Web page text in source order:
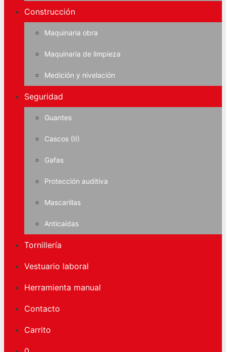
Construcción
Maquinaria obra
Maquinaria de limpieza
Medición y nivelación
Seguridad
Guantes
Cascos (II)
Gafas
Protección auditiva
Mascarillas
Anticaídas
Tornillería
Vestuario laboral
Herramienta manual
Contacto
Carrito